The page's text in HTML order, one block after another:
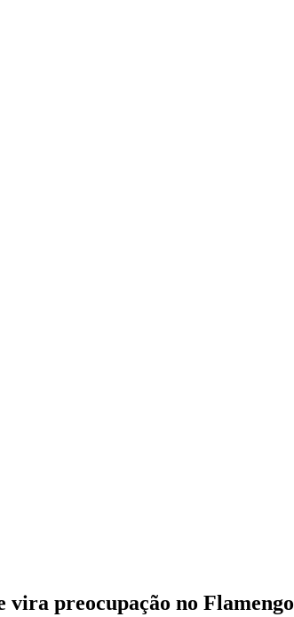
preocupação no Flamengo